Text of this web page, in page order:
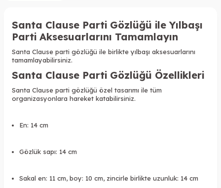
Santa Clause Parti Gözlüğü ile Yılbaşı
Parti Aksesuarlarını Tamamlayın
Santa Clause parti gözlüğü ile birlikte yılbaşı aksesuarlarını
tamamlayabilirsiniz.
Santa Clause Parti Gözlüğü Özellikleri
Santa Clause parti gözlüğü özel tasarımı ile tüm
organizasyonlara hareket katabilirsiniz.
En: 14 cm
Gözlük sapı: 14 cm
Sakal en: 11 cm, boy: 10 cm, zincirle birlikte uzunluk: 14 cm